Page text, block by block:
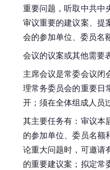
重要问题，听取中共中
审议重要的建议案、提
会的参加单位、委员名
会议的议案或其他需要
主席会议是常委会议闭
理常务委员会的重要日
开；须在全体组成人员
其主要任务有：审议本
的参加单位、委员名额
论重大问题时，可邀请
的重要建议案；拟定常